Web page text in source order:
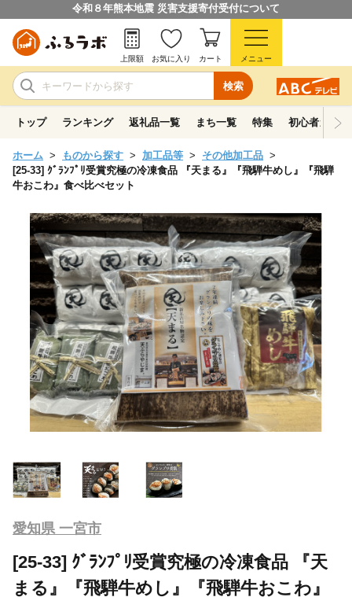
令和８年熊本地震 災害支援寄付受付について
検索
上限額 お気に入り カート メニュー
トップ ランキング 返礼品一覧 まち一覧 特集 初心者ガイド
ホーム ものから探す 加工品等
その他加工品
[25-33] ｸﾞﾗﾝﾌﾟﾘ受賞究極の冷凍食品 『天まる』『飛騨牛めし』『飛騨
牛おこわ』食べ比べセット
愛知県 一宮市
[25-33] ｸﾞﾗﾝﾌﾟﾘ受賞究極の冷凍食品 『天
まる』『飛騨牛めし』『飛騨牛おこわ』